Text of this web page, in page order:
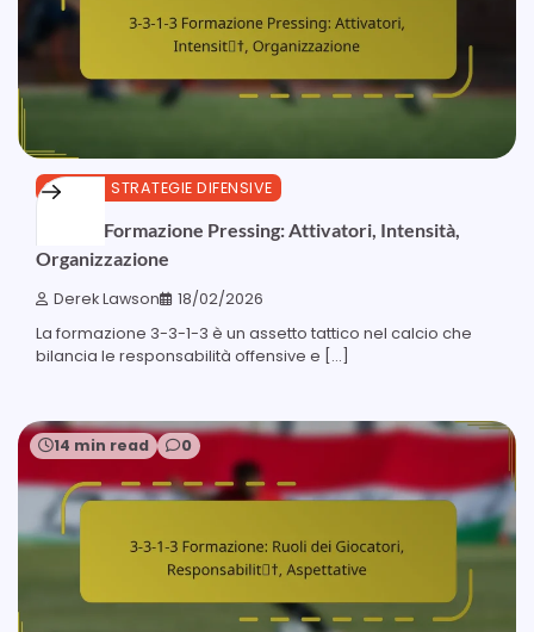
3-3-1-3 STRATEGIE DIFENSIVE
3-3-1-3 Formazione Pressing: Attivatori, Intensità,
Organizzazione
Derek Lawson 18/02/2026
La formazione 3-3-1-3 è un assetto tattico nel calcio che
bilancia le responsabilità offensive e […]
14 min read 0